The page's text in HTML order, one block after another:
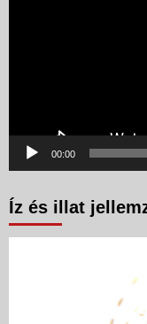
00:00
Íz és illat